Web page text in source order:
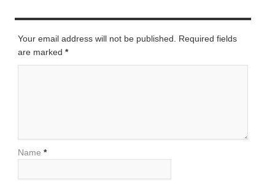
Your email address will not be published. Required fields
are marked *
Name *